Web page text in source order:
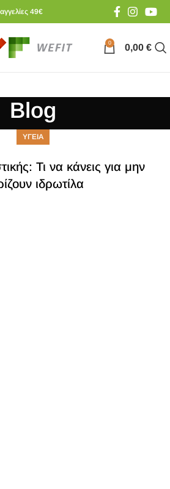
49€
0 0,00 €
Blog
ΥΓΕΙΑ
Τι να κάνεις για μην
ιδρωτίλα